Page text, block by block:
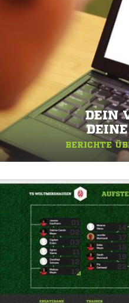
DEIN
BERICHTE